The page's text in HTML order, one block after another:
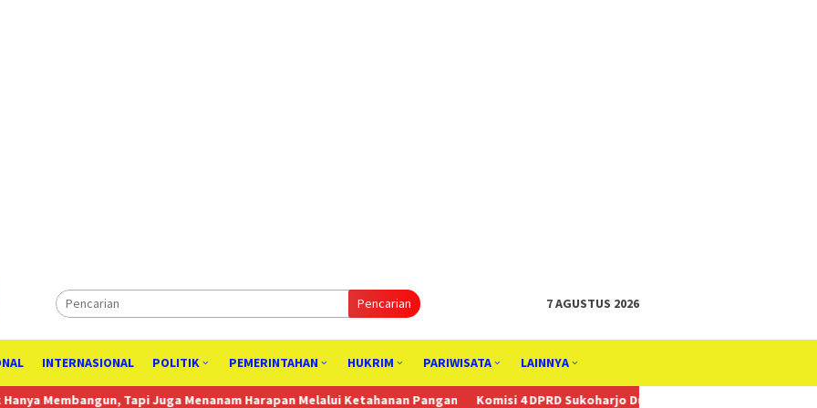
Pencarian 7 AGUSTUS 2026
INTERNASIONAL POLITIK PEMERINTAHAN HUKRIM PARIWISATA LAINNYA
Tapi Juga Menanam Harapan Melalui Ketahanan Pangan Komisi 4 DPRD Sukoharjo Dukung Anggaran Kebudayaan, Penggiat